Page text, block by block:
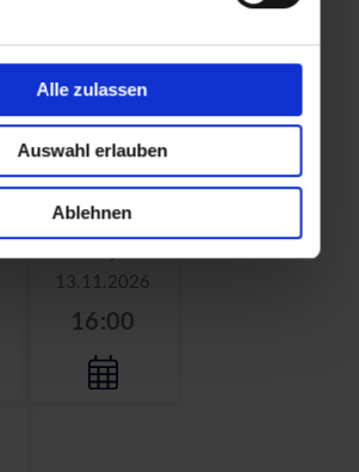
Alle zulassen
Auswahl erlauben
Ablehnen
Fr,
30.10.2026
16:00
Fr,
13.11.2026
16:00